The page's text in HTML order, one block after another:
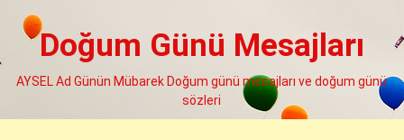
Doğum Günü Mesajları
AYSEL Ad Günün Mübarek Doğum günü mesajları ve doğum günü
sözleri